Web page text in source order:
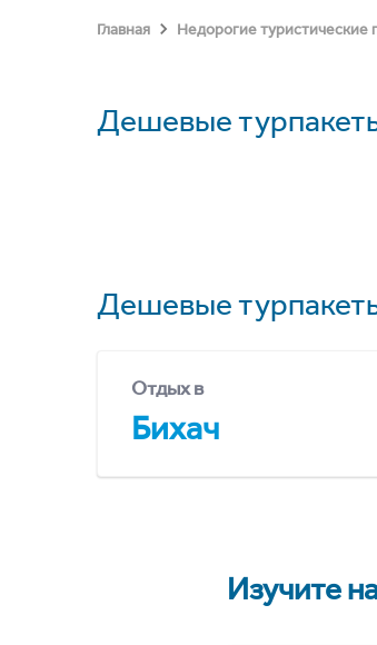
Главная Недорогие туристические
Дешевые
Дешевые
Отдых в
Бихач
Изучите